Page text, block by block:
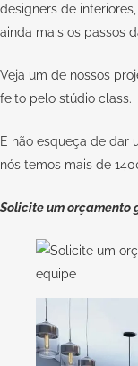
designers de
ainda mais os passos
Veja um de nossos
feito pelo stúdio class.
E não esqueça de dar
nós temos mais de
Solicite um orçamento